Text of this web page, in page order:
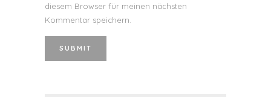
diesem Browser für meinen nächsten
Kommentar speichern.